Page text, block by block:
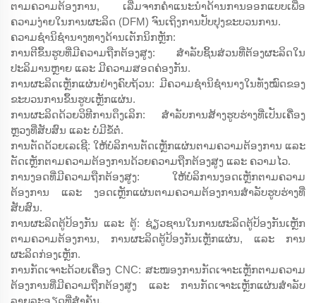
ຕາມຄວາມຕ້ອງການ, ເລີ່ມຈາກຄຳແນະນຳດ້ານການອອກແບບເພື່ອ
ຄວາມງ່າຍໃນການຜະລິດ (DFM) ຈົນເຖິງການປັບປຸງຂະບວນການ.
ຄວາມຊຳນິຊຳນາງທາງດ້ານເຕັກນິກຫຼັກ:
ການຕີຂຶ້ນຮູບທີ່ມີຄວາມຖືກຕ້ອງສູງ: ສຳລັບຊິ້ນສ່ວນທີ່ຕ້ອງຜະລິດໃນ
ປະລິມານຫຼາຍ ແລະ ມີຄວາມສອດຄ່ອງກັນ.
ການຜະລິດເຫຼັກແຜ່ນຢ່າງຄົບຖ້ວນ: ມີຄວາມຊຳນິຊຳນາງໃນທັງໝົດຂອງ
ຂະບວນການຂຶ້ນຮູບເຫຼັກແຜ່ນ.
ການຜະລິດດ້ວຍວິທີການດຶງເລິກ: ສຳລັບການສ້າງຮູບຮ່າງທີ່ເປັນເຄື່ອງ
ຫຼວງທີ່ສັບສົນ ແລະ ບໍ່ມີຂໍ້ຕໍ່.
ການຕັດດ້ວຍເລເຊີ: ໃຫ້ບໍລິການຕັດເຫຼັກແຜ່ນຕາມຄວາມຕ້ອງການ ແລະ
ຕັດເຫຼັກຕາມຄວາມຕ້ອງການດ້ວຍຄວາມຖືກຕ້ອງສູງ ແລະ ຄວາມໄວ.
ການງອດທີ່ມີຄວາມຖືກຕ້ອງສູງ: ໃຫ້ບໍລິການງອດເຫຼັກຕາມຄວາມ
ຕ້ອງການ ແລະ ງອດເຫຼັກແຜ່ນຕາມຄວາມຕ້ອງການສຳລັບຮູບຮ່າງທີ່
ສັບສົນ.
ການຜະລິດຕູ້ປ້ອງກັນ ແລະ ຕູ້: ຊ່ຽວຊານໃນການຜະລິດຕູ້ປ້ອງກັນເຫຼັກ
ຕາມຄວາມຕ້ອງການ, ການຜະລິດຕູ້ປ້ອງກັນເຫຼັກແຜ່ນ, ແລະ ການ
ຜະລິດກ່ອງເຫຼັກ.
ການກັດເຈາະດ້ວຍເຄື່ອງ CNC: ສະໜອງການກັດເຈາະເຫຼັກຕາມຄວາມ
ຕ້ອງການທີ່ມີຄວາມຖືກຕ້ອງສູງ ແລະ ການກັດເຈາະເຫຼັກແຜ່ນສຳລັບ
ລາຍລະອຽດທີ່ສຳຄັນ.